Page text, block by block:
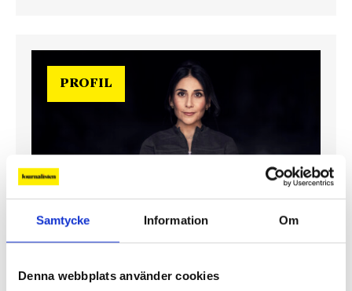
Samtycke Information Om
Denna webbplats använder cookies
PROFIL
Gilda Hamidi-Nia